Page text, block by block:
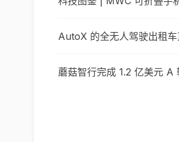
AutoX 的全无人驾驶出租
蘑菇智行完成 1.2 亿美元 A